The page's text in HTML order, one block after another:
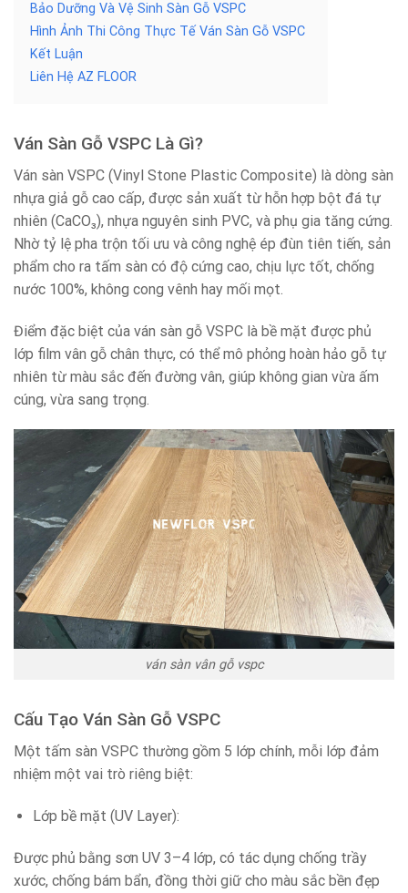
Bảo Dưỡng Và Vệ Sinh Sàn Gỗ VSPC
Hình Ảnh Thi Công Thực Tế Ván Sàn Gỗ VSPC
Kết Luận
Liên Hệ AZ FLOOR
Ván Sàn Gỗ VSPC Là Gì?
Ván sàn VSPC (Vinyl Stone Plastic Composite) là dòng sàn
nhựa giả gỗ cao cấp, được sản xuất từ hỗn hợp bột đá tự
nhiên (CaCO₃), nhựa nguyên sinh PVC, và phụ gia tăng cứng.
Nhờ tỷ lệ pha trộn tối ưu và công nghệ ép đùn tiên tiến, sản
phẩm cho ra tấm sàn có độ cứng cao, chịu lực tốt, chống
nước 100%, không cong vênh hay mối mọt.
Điểm đặc biệt của ván sàn gỗ VSPC là bề mặt được phủ
lớp film vân gỗ chân thực, có thể mô phỏng hoàn hảo gỗ tự
nhiên từ màu sắc đến đường vân, giúp không gian vừa ấm
cúng, vừa sang trọng.
ván sàn vân gỗ vspc
Cấu Tạo Ván Sàn Gỗ VSPC
Một tấm sàn VSPC thường gồm 5 lớp chính, mỗi lớp đảm
nhiệm một vai trò riêng biệt:
Lớp bề mặt (UV Layer):
Được phủ bằng sơn UV 3–4 lớp, có tác dụng chống trầy
xước, chống bám bẩn, đồng thời giữ cho màu sắc bền đẹp